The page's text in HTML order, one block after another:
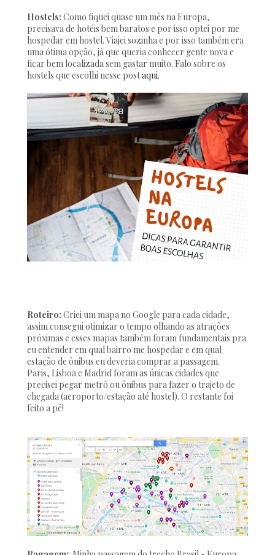
Hostels: Como fiquei quase um mês na Europa,
precisava de hotéis bem baratos e por isso optei por me
hospedar em hostel. Viajei sozinha e por isso também era
uma ótima opção, já que queria conhecer gente nova e
ficar bem localizada sem gastar muito. Falo sobre os
hostels que escolhi nesse postaqui.
Roteiro: Criei um mapa no Google para cada cidade,
assim consegui otimizar o tempo olhando as atrações
próximas e esses mapas também foram fundamentais pra
eu entender em qual bairro me hospedar e em qual
estação de ônibus eu deveria comprar a passagem.
Paris, Lisboa e Madrid foram as únicas cidades que
precisei pegar metrô ou ônibus para fazer o trajeto de
chegada (aeroporto/estação até hostel). O restante foi
feito a pé!